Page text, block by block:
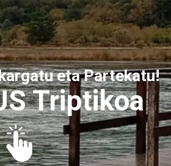
eta Partekatu!
Triptikoa